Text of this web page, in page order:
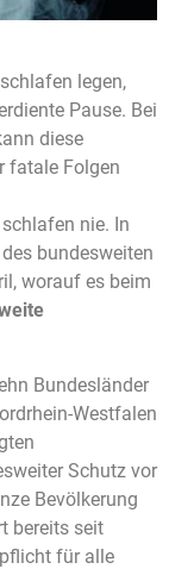
legen,
Pause. Bei
diese
fatale Folgen
nie. In
bundesweiten
worauf es beim
Bundesländer
Westfalen
Schutz vor
Bevölkerung
bereits seit
für alle